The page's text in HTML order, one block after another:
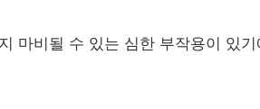
마비될 수 있는 심한 부작용이 있기